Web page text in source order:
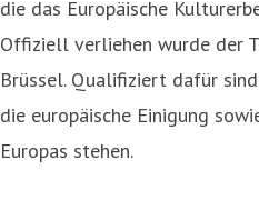
die das Europäische
Offiziell verliehen wurde der
Brüssel. Qualifiziert dafür
die europäische Einigung
Europas stehen.